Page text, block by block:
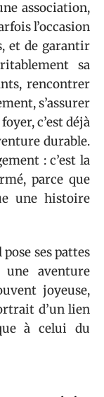
association,
l’occasion
et de garantir
sa
rencontrer
s’assurer
c’est déjà
durable.
: c’est la
parce que
une histoire
ses pattes
aventure
joyeuse,
d’un lien
à celui du